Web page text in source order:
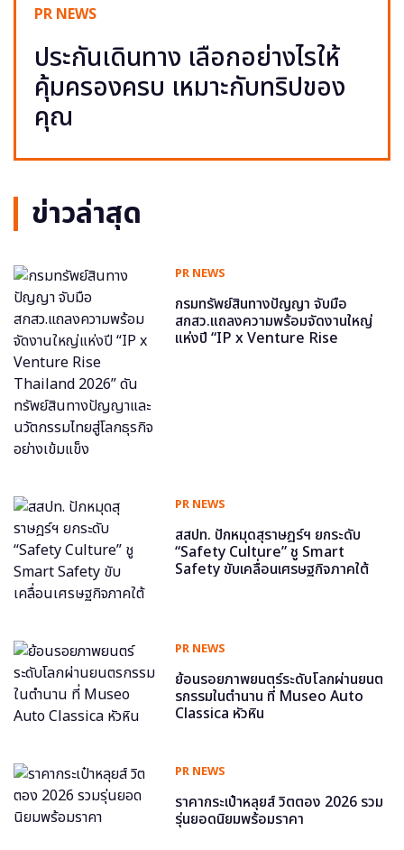
PR NEWS
ประกันเดินทาง เลือกอย่างไรให้
คุ้มครองครบ เหมาะกับทริปของ
คุณ
ข่าวล่าสุด
PR NEWS
กรมทรัพย์สินทางปัญญา จับมือ
สกสว.แถลงความพร้อมจัดงานใหญ่
แห่งปี “IP x Venture Rise
PR NEWS
สสปท. ปักหมุดสุราษฎร์ฯ ยกระดับ
“Safety Culture” ชู Smart
Safety ขับเคลื่อนเศรษฐกิจภาคใต้
PR NEWS
ย้อนรอยภาพยนตร์ระดับโลกผ่านยนต
รกรรมในตำนาน ที่ Museo Auto
Classica หัวหิน
PR NEWS
ราคากระเป๋าหลุยส์ วิตตอง 2026 รวม
รุ่นยอดนิยมพร้อมราคา